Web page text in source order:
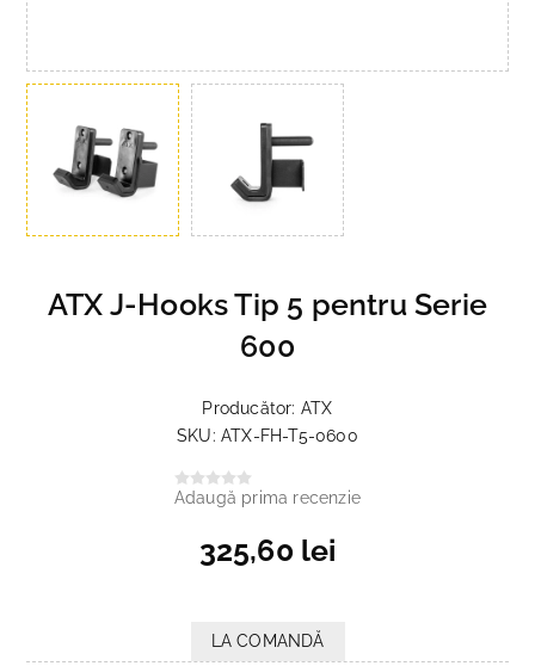
ATX J-Hooks Tip 5 pentru Serie
600
Producător: ATX
SKU: ATX-FH-T5-0600
Adaugă prima recenzie
325,60 lei
LA COMANDĂ